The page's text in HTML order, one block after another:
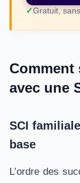
Gratuit,
Comment
avec une
SCI
base
L’ordre des